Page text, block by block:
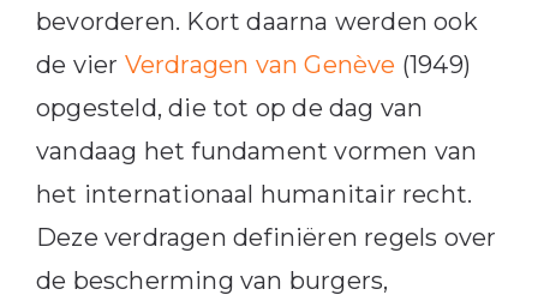
bevorderen. Kort daarna werden ook
de vier Verdragen van Genève (1949)
opgesteld, die tot op de dag van
vandaag het fundament vormen van
het internationaal humanitair recht.
Deze verdragen definiëren regels over
de bescherming van burgers,